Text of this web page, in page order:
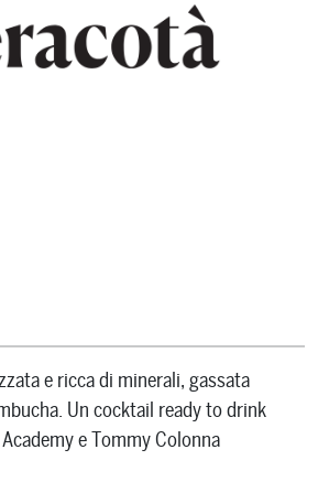
e ricca di minerali, gassata
Un cocktail ready to drink
e Tommy Colonna